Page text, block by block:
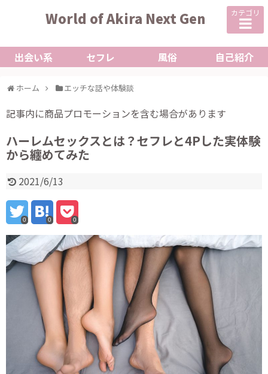
カテゴリ
World of Akira Next Gen
出会い系 セフレ 風俗 自己紹介
ホーム エッチな話や体験談
記事内に商品プロモーションを含む場合があります
ハーレムセックスとは？セフレと4Pした実体験
から纏めてみた
2021/6/13
0 0 0